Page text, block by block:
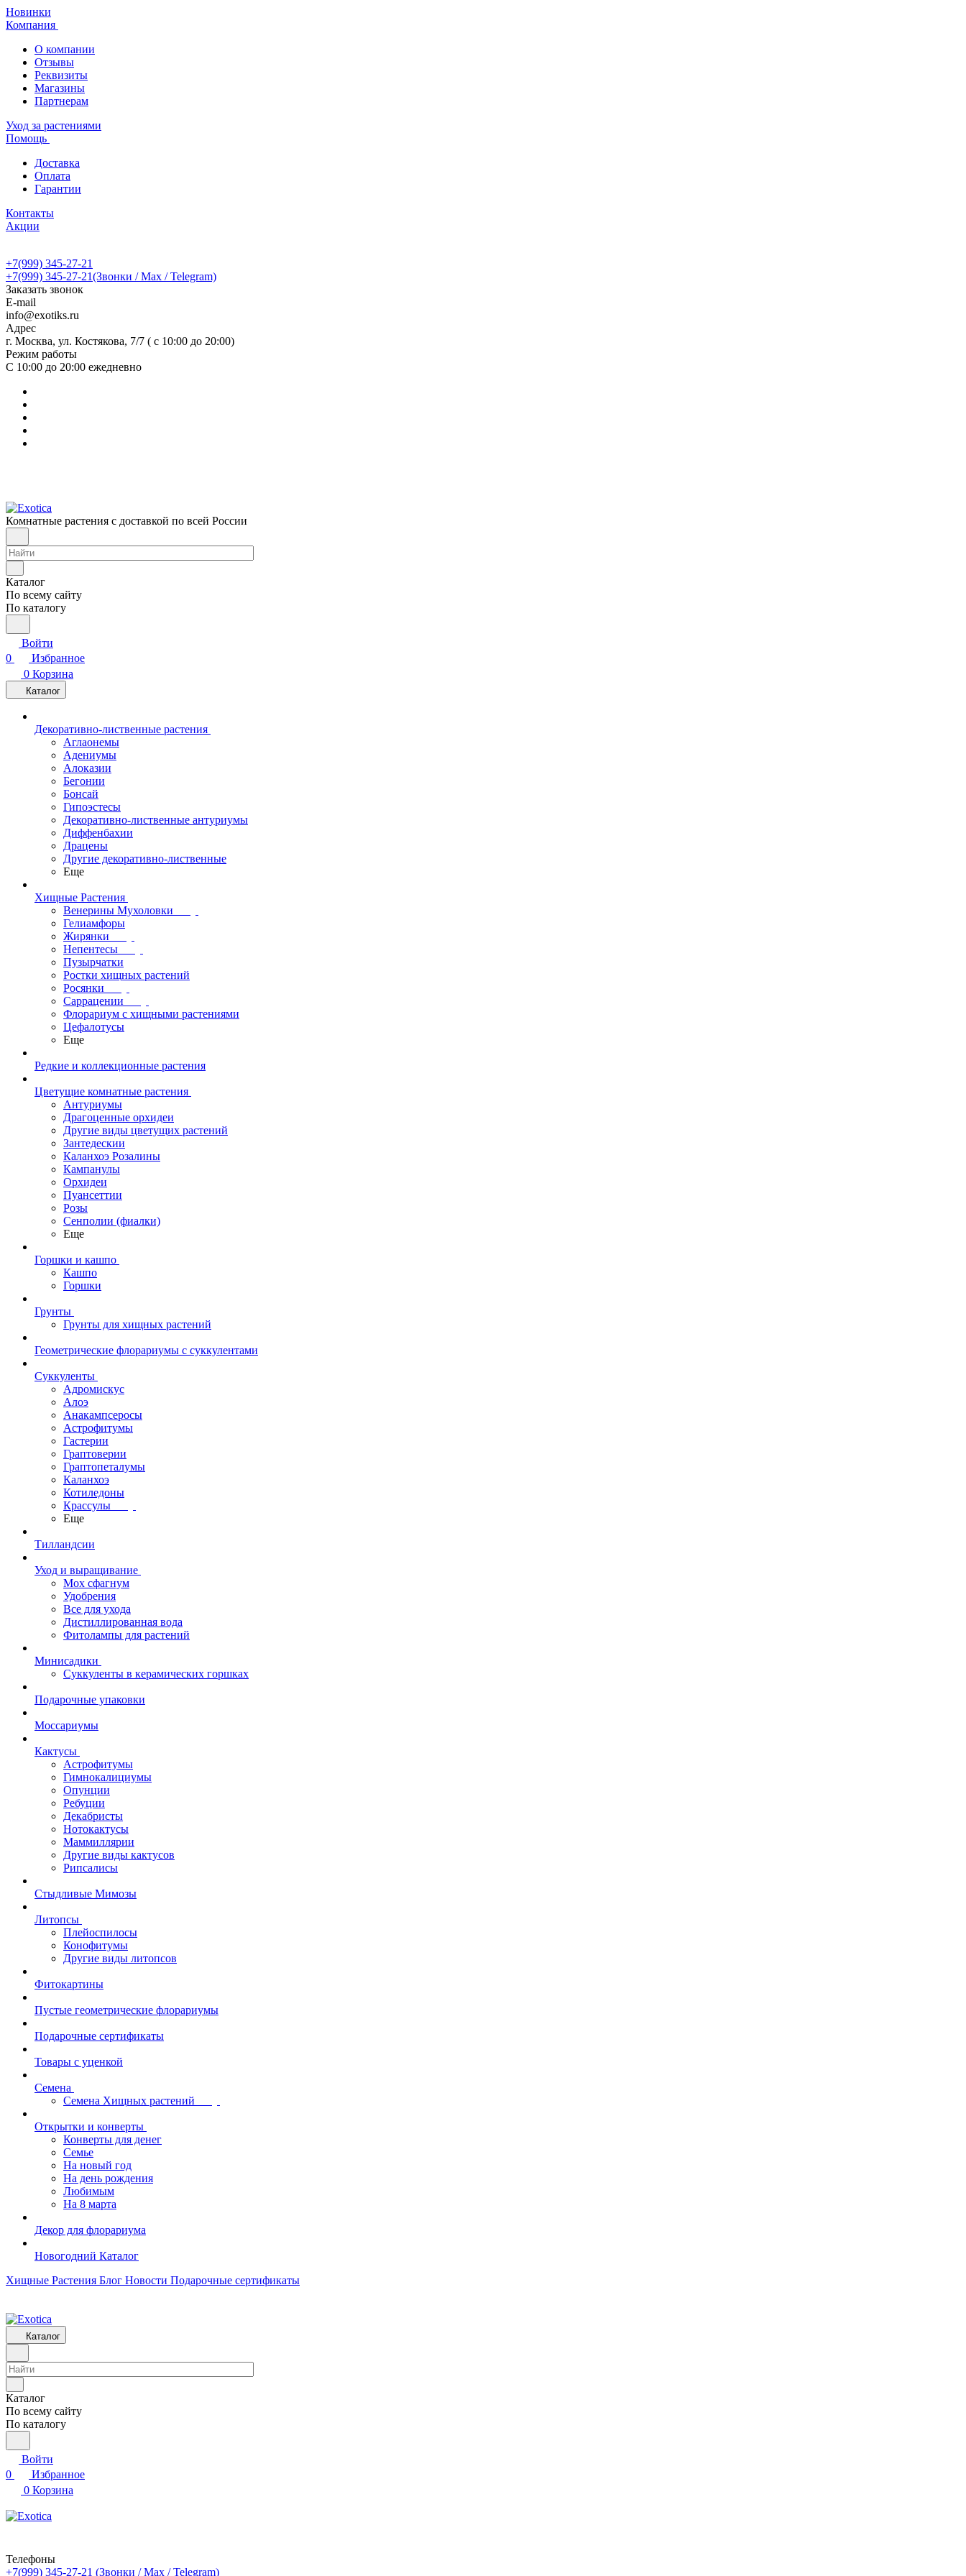
Новинки
Компания
О компании
Отзывы
Реквизиты
Магазины
Партнерам
Уход за растениями
Помощь
Доставка
Оплата
Гарантии
Контакты
Акции
+7(999) 345-27-21
+7(999) 345-27-21(Звонки / Max / Telegram)
Заказать звонок
E-mail
info@exotiks.ru
Адрес
г. Москва, ул. Костякова, 7/7 ( с 10:00 до 20:00)
Режим работы
С 10:00 до 20:00 ежедневно
Комнатные растения с доставкой по всей России
Каталог
По всему сайту
По каталогу
Войти
0
Избранное
0 Корзина
Каталог
Декоративно-лиственные растения
Аглаонемы
Адениумы
Алоказии
Бегонии
Бонсай
Гипоэстесы
Декоративно-лиственные антуриумы
Диффенбахии
Драцены
Другие декоративно-лиственные
Еще
Хищные Растения
Венерины Мухоловки
Гелиамфоры
Жирянки
Непентесы
Пузырчатки
Ростки хищных растений
Росянки
Саррацении
Флорариум с хищными растениями
Цефалотусы
Еще
Редкие и коллекционные растения
Цветущие комнатные растения
Антуриумы
Драгоценные орхидеи
Другие виды цветущих растений
Зантедескии
Каланхоэ Розалины
Кампанулы
Орхидеи
Пуансеттии
Розы
Сенполии (фиалки)
Еще
Горшки и кашпо
Кашпо
Горшки
Грунты
Грунты для хищных растений
Геометрические флорариумы с суккулентами
Суккуленты
Адромискус
Алоэ
Анакампсеросы
Астрофитумы
Гастерии
Граптоверии
Граптопеталумы
Каланхоэ
Котиледоны
Крассулы
Еще
Тилландсии
Уход и выращивание
Мох сфагнум
Удобрения
Все для ухода
Дистиллированная вода
Фитолампы для растений
Минисадики
Суккуленты в керамических горшках
Подарочные упаковки
Моссариумы
Кактусы
Астрофитумы
Гимнокалициумы
Опунции
Ребуции
Декабристы
Нотокактусы
Маммиллярии
Другие виды кактусов
Рипсалисы
Стыдливые Мимозы
Литопсы
Плейоспилосы
Конофитумы
Другие виды литопсов
Фитокартины
Пустые геометрические флорариумы
Подарочные сертификаты
Товары с уценкой
Семена
Семена Хищных растений
Открытки и конверты
Конверты для денег
Семье
На новый год
На день рождения
Любимым
На 8 марта
Декор для флорариума
Новогодний Каталог
Хищные Растения Блог Новости Подарочные сертификаты
Каталог
Каталог
По всему сайту
По каталогу
Войти
0
Избранное
0 Корзина
Телефоны
+7(999) 345-27-21 (Звонки / Max / Telegram)